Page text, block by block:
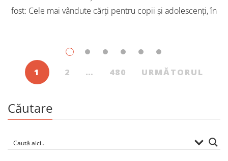
fost: Cele mai vândute cărți pentru copii și adolescenți, în
1 2 … 480 URMĂTORUL
Căutare